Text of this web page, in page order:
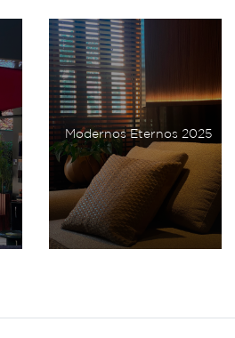
Modernos Eternos 2025